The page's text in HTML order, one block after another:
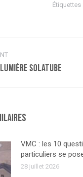
Étiquettes :
Solatube
VMC : les 10
particuliers se
28 juillet 2026